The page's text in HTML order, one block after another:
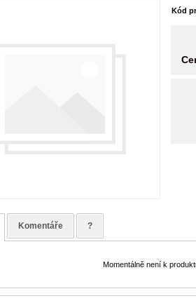
Kód
Komentáře ?
Momentálně není k